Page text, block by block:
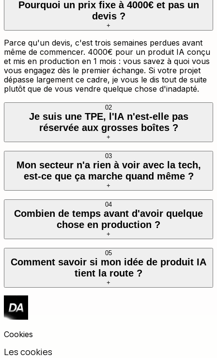
Pourquoi un prix fixe à 4000€ et pas un
devis ?
+
Parce qu'un devis, c'est trois semaines perdues avant
même de commencer. 4000€ pour un produit IA conçu
et mis en production en 1 mois : vous savez à quoi vous
vous engagez dès le premier échange. Si votre projet
dépasse largement ce cadre, je vous le dis tout de suite
plutôt que de vous vendre quelque chose d'inadapté.
02
Je suis une TPE, l'IA n'est-elle pas
réservée aux grosses boîtes ?
+
03
Mon secteur n'a rien à voir avec la tech,
est-ce que ça marche quand même ?
+
04
Combien de temps avant d'avoir quelque
chose en production ?
+
05
Comment savoir si mon idée de produit IA
tient la route ?
+
Cookies
Les cookies